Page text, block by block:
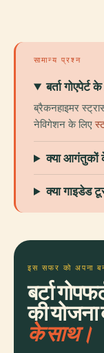
सामान्य प्रश्न
बर्ता
ब्रैकनहाइमर
नेविगेशन के लिए
क्या आगंतुकों
क्या गाइडेड
इस सफर को अपना
बर्टा
की
के साथ।